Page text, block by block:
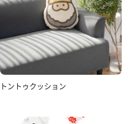
トントゥクッション